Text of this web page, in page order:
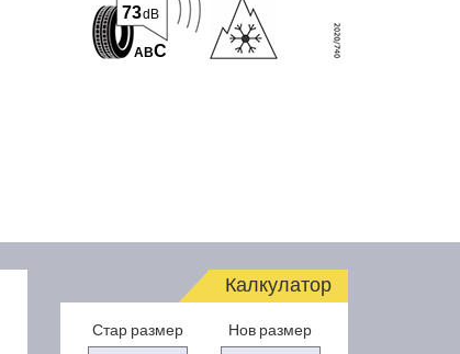
A BC
73dB
Калкулатор
Стар размер Нов размер